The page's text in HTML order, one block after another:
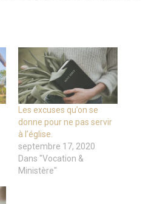
Les excuses qu’on se
donne pour ne pas servir
à l’église.
septembre 17, 2020
Dans "Vocation &
Ministère"